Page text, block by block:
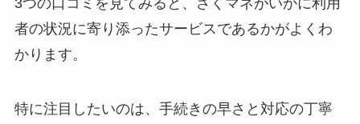
3つの口コミを見てみると、さくマネがいかに利用
者の状況に寄り添ったサービスであるかがよくわ
かります。
特に注目したいのは、手続きの早さと対応の丁寧